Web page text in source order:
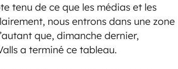
tenu de ce que les médias et les
nous entrons dans une zone
que, dimanche dernier,
a terminé ce tableau.